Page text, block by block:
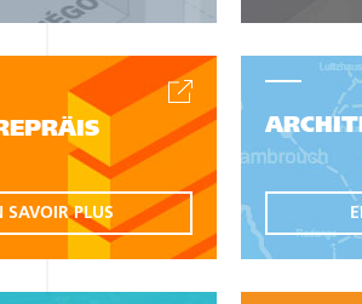
SAVOIR PLUS